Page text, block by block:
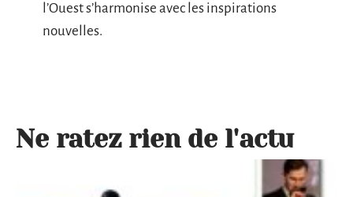
l’Ouest s’harmonise avec les inspirations
nouvelles.
Ne ratez rien de l'actu